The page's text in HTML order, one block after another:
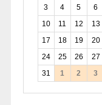
3
4 5 6
10
11 12 13
17
18 19 20
24
25 26 27
31
1 2 3